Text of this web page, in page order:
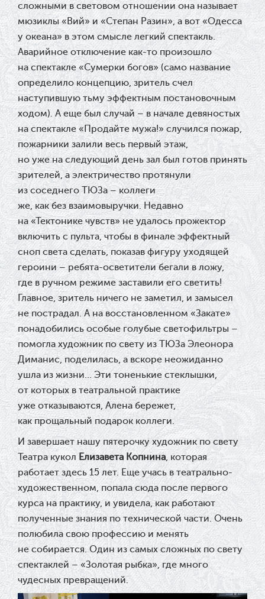
сложными в световом отношении она называет
мюзиклы «Вий» и «Степан Разин», а вот «Одесса
у океана» в этом смысле легкий спектакль.
Аварийное отключение как-то произошло
на спектакле «Сумерки богов» (само название
определило концепцию, зритель счел
наступившую тьму эффектным постановочным
ходом). А еще был случай – в начале девяностых
на спектакле «Продайте мужа!» случился пожар,
пожарники залили весь первый этаж,
но уже на следующий день зал был готов принять
зрителей, а электричество протянули
из соседнего ТЮЗа – коллеги
же, как без взаимовыручки. Недавно
на «Тектонике чувств» не удалось прожектор
включить с пульта, чтобы в финале эффектный
сноп света сделать, показав фигуру уходящей
героини – ребята-осветители бегали в ложу,
где в ручном режиме заставили его светить!
Главное, зритель ничего не заметил, и замысел
не пострадал. А на восстановленном «Закате»
понадобились особые голубые светофильтры –
помогла художник по свету из ТЮЗа Элеонора
Диманис, поделилась, а вскоре неожиданно
ушла из жизни… Эти тоненькие стеклышки,
от которых в театральной практике
уже отказываются, Алена бережет,
как прощальный подарок коллеги.
И завершает нашу пятерочку художник по свету
Театра куколЕлизавета Копнина, которая
работает здесь 15 лет. Еще учась в театрально-
художественном, попала сюда после первого
курса на практику, и увидела, как работают
полученные знания по технической части. Очень
полюбила свою профессию и менять
не собирается. Один из самых сложных по свету
спектаклей – «Золотая рыбка», где много
чудесных превращений.